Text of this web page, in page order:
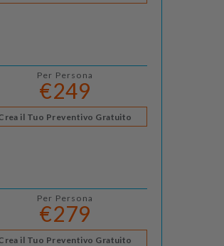
Per Persona
€249
il Tuo Preventivo Gratuito
Per Persona
€279
il Tuo Preventivo Gratuito